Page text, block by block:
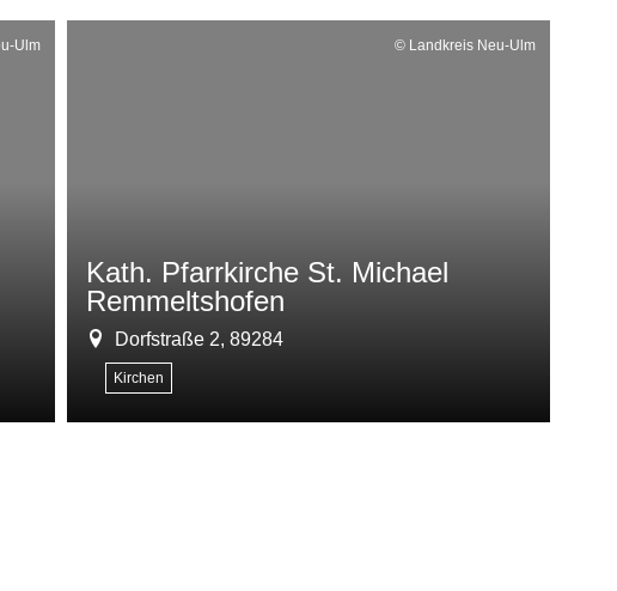
Ulm © Landkreis Neu-Ulm
Kath. Pfarrkirche St. Michael
Remmeltshofen
Dorfstraße 2, 89284
Kirchen